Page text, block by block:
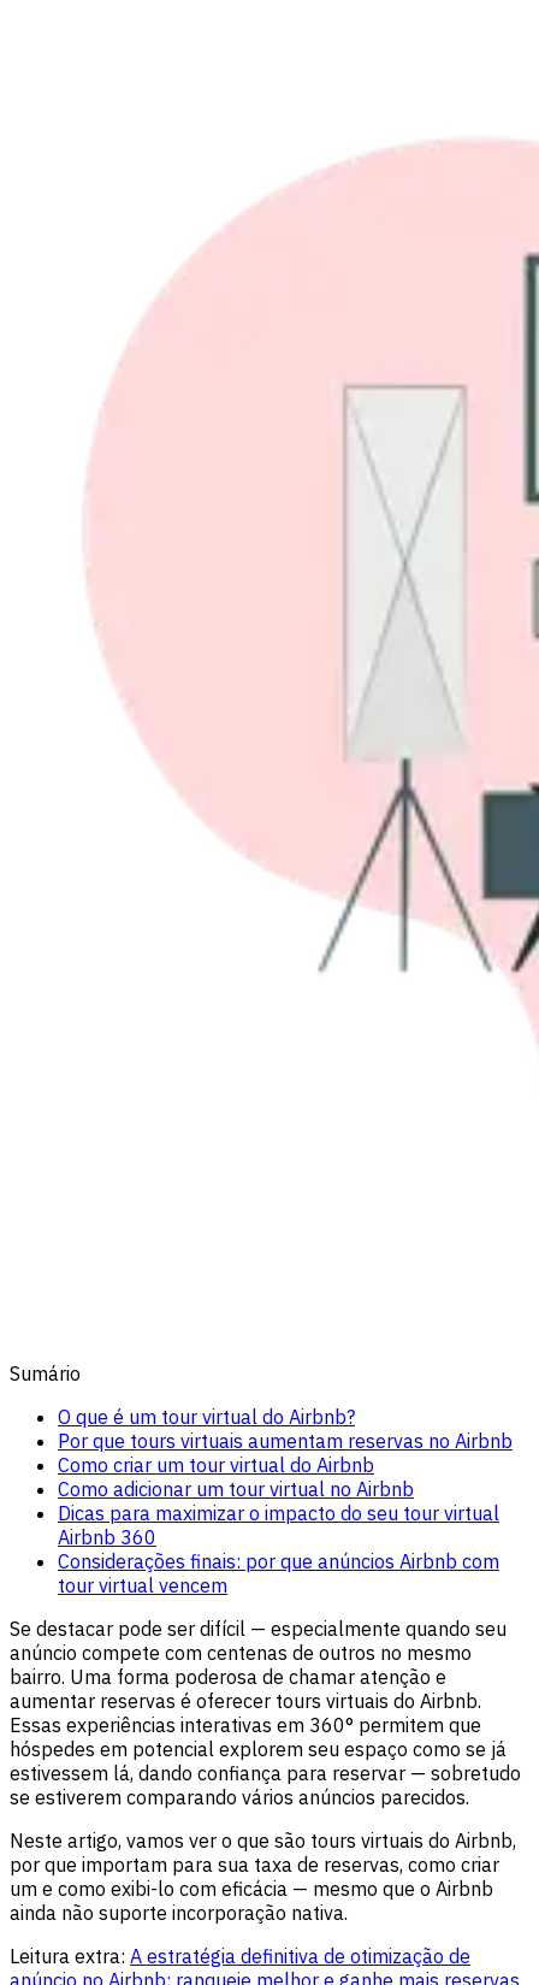
Sumário
O que é um tour virtual do Airbnb?
Por que tours virtuais aumentam reservas no Airbnb
Como criar um tour virtual do Airbnb
Como adicionar um tour virtual no Airbnb
Dicas para maximizar o impacto do seu tour virtual
Airbnb 360
Considerações finais: por que anúncios Airbnb com
tour virtual vencem
Se destacar pode ser difícil — especialmente quando seu
anúncio compete com centenas de outros no mesmo
bairro. Uma forma poderosa de chamar atenção e
aumentar reservas é oferecer tours virtuais do Airbnb.
Essas experiências interativas em 360° permitem que
hóspedes em potencial explorem seu espaço como se já
estivessem lá, dando confiança para reservar — sobretudo
se estiverem comparando vários anúncios parecidos.
Neste artigo, vamos ver o que são tours virtuais do Airbnb,
por que importam para sua taxa de reservas, como criar
um e como exibi-lo com eficácia — mesmo que o Airbnb
ainda não suporte incorporação nativa.
Leitura extra: A estratégia definitiva de otimização de
anúncio no Airbnb: ranqueie melhor e ganhe mais reservas